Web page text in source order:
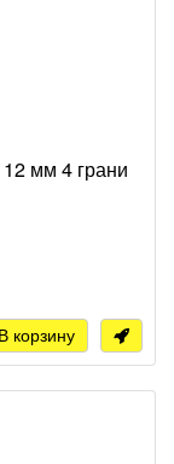
мм 4 грани
В корзину